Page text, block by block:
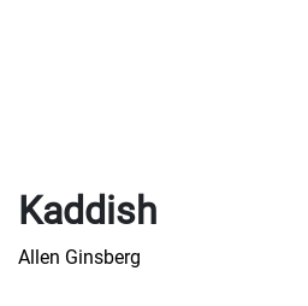
Kaddish
Allen Ginsberg